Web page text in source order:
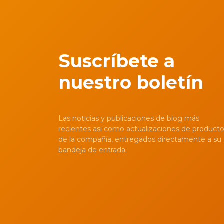
Suscríbete a
nuestro boletín
Las noticias y publicaciones de blog más
recientes así como actualizaciones de
de la compañía, entregados directamente a su
bandeja de entrada.